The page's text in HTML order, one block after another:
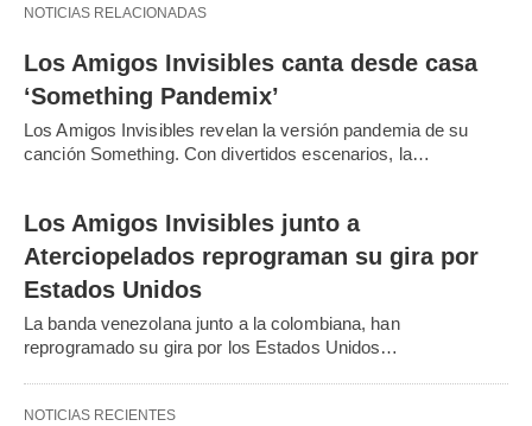
NOTICIAS RELACIONADAS
Los Amigos Invisibles canta desde casa
‘Something Pandemix’
Los Amigos Invisibles revelan la versión pandemia de su
canción Something. Con divertidos escenarios, la…
Los Amigos Invisibles junto a
Aterciopelados reprograman su gira por
Estados Unidos
La banda venezolana junto a la colombiana, han
reprogramado su gira por los Estados Unidos…
NOTICIAS RECIENTES